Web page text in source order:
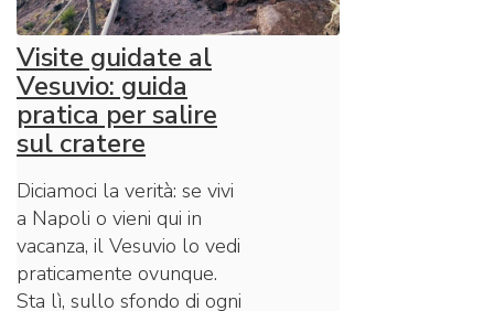
Visite guidate al
Vesuvio: guida
pratica per salire
sul cratere
Diciamoci la verità: se vivi
a Napoli o vieni qui in
vacanza, il Vesuvio lo vedi
praticamente ovunque.
Sta lì, sullo sfondo di ogni